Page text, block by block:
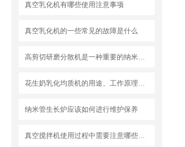
真空乳化机有哪些使用注意事项
真空乳化机的一些常见的故障是什么
纳米管生长炉应该如何进行维护保养